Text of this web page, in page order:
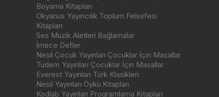
Boyama Kitapları
Okyanus Yayıncılık Toplum Felsefesi
Kitapları
Ses Müzik Aletleri Bağlamalar
İmece Defler
Nesil Çocuk Yayınları Çocuklar İçin Masallar
Tudem Yayınları Çocuklar İçin Masallar
Everest Yayınları Türk Klasikleri
Nesil Yayınları Öykü Kitapları
Kodlab Yayınları Programlama Kitapları